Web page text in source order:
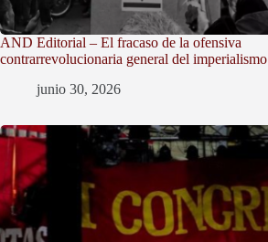
AND Editorial – El fracaso de la ofensiva
contrarrevolucionaria general del imperialismo
junio 30, 2026